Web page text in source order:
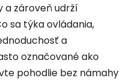
a zároveň udrží
sa týka ovládania,
a
označované ako
pohodlie bez námahy